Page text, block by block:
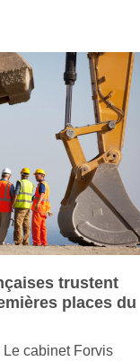
trustent
places du
cabinet Forvis